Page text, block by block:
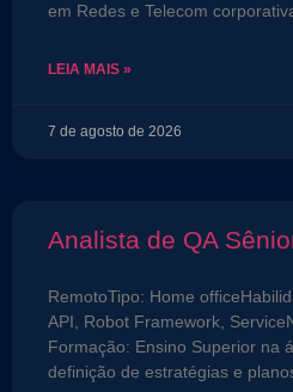
em Redes e Telecom
LEIA MAIS »
7 de agosto de 2026
Analista de QA
RemotoTipo: Home
API, Robot Framework,
Formação: Ensino Superior na
definição de estratégias e